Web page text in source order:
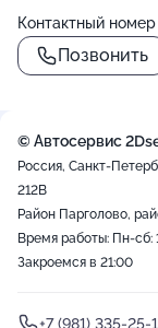
Контактный номер
Позвонить
© Автосервис
Россия, Санкт-
212В
Район Парголово,
Время работы: Пн-сб:
Закроемся в 21:00
+7 (981) 335-25-